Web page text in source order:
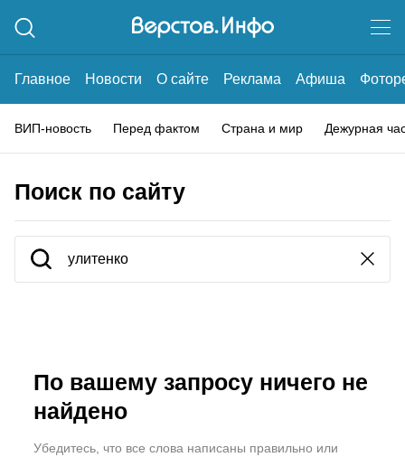
Главное Новости О сайте Реклама Афиша
ВИП-новость Перед фактом Страна и мир Дежурная
Поиск по сайту
По вашему запросу ничего не
найдено
Убедитесь, что все слова написаны правильно или